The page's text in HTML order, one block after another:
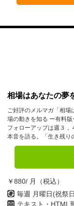
相場はあなたの夢
ご好評のメルマガ「相場
場の動きを知る ー有料
フォローアップは週３，
本音を語る。「生き残り
￥880/ 月（税込）
毎週 月曜日(祝祭
テキスト・HTML
7月
1月
4月
7月
10月
2022年
1月